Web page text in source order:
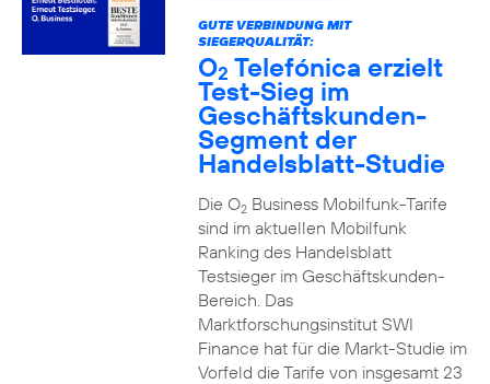
GUTE VERBINDUNG MIT
SIEGERQUALITÄT:
O2 Telefónica erzielt
Test-Sieg im
Geschäftskunden-
Segment der
Handelsblatt-Studie
Die O2Business Mobilfunk-Tarife
sind im aktuellen Mobilfunk
Ranking des Handelsblatt
Testsieger im Geschäftskunden-
Bereich. Das
Marktforschungsinstitut SWI
Finance hat für die Markt-Studie im
Vorfeld die Tarife von insgesamt 23